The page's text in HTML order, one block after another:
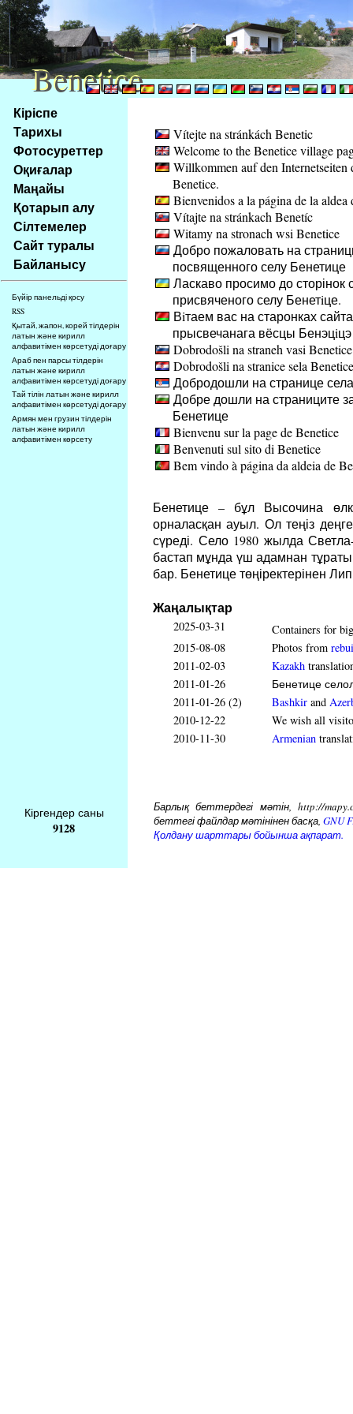
Na
obsah
stránky
Klávesové
zkratky
tomto
webu
základní
Hlavní
strana
Кіріспе
Тарихы
Фотосуреттер
Оқиғалар
Маңайы
Қотарып алу
Сілтемелер
Сайт туралы
Байланысу
Бүйір панельді қосу
RSS
Қытай, жапон, корей тілдерін
латын және кирилл
алфавитімен көрсетуді доғару
Араб пен парсы тілдерін
латын және кирилл
алфавитімен көрсетуді доғару
Тай тілін латын және кирилл
алфавитімен көрсетуді доғару
Армян мен грузин тілдерін
латын және кирилл
алфавитімен көрсету
Vítejte na stránkách Benetic
Welcome to the Benetice village
Willkommen auf den Internetseiten
Benetice.
Bienvenidos a la página de la aldea
Vítajte na stránkach Benetíc
Witamy na stronach wsi Benetice
Добро пожаловать на
посвященного селу Бенетице
Ласкаво просимо до сторінок
присвяченого селу Бенетiце.
Вiтаем вас на старонках
прысвечанага вёсцы Бенэцiцэ
Dobrodošli na straneh vasi Benetice
Dobrodošli na stranice sela Benetice
Добродошли на странице
Добре дошли на страниците
Бенетице
Bienvenu sur la page de Benetice
Benvenuti sul sito di Benetice
Bem vindo à página da aldeia de
Бенетице – бұл Высочина
орналасқан ауыл. Ол теңіз
сүреді. Село 1980 жылда
бастап мұнда үш адамнан
бар. Бенетице төңіректерінен
Жаңалықтар
2025-03-31
Containers for
2015-08-08
Photos from
2011-02-03
Kazakh
2011-01-26
Бенетице
2011-01-26 (2)
Bashkir and
2010-12-22
We wish all
2010-11-30
Armenian
Кіргендер саны
9128
Барлық беттердегі мәтін, http://
беттегі файлдар мәтінінен басқа, GNU
Қолдану шарттары бойынша ақпарат.
Benetice
Benetice